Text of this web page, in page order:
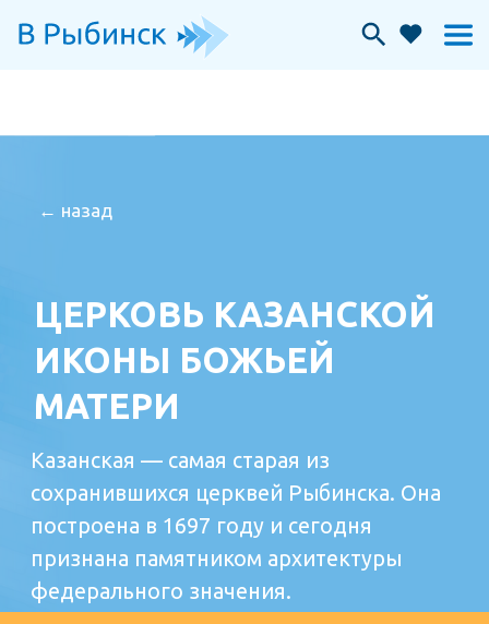
Казанская — самая старая из
сохранившихся церквей Рыбинска. Она
построена в 1697 году и сегодня
признана памятником архитектуры
федерального значения.
ЦЕРКОВЬ КАЗАНСКОЙ